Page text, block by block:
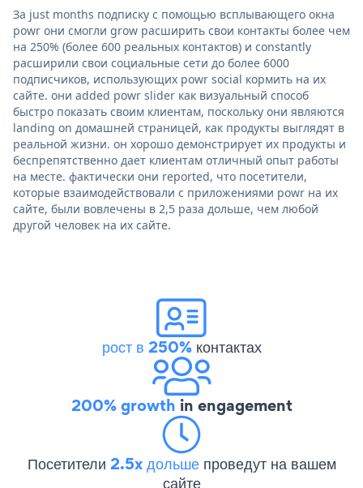
За just months подписку с помощью всплывающего окна
powr они смогли grow расширить свои контакты более чем
на 250% (более 600 реальных контактов) и constantly
расширили свои социальные сети до более 6000
подписчиков, использующих powr social кормить на их
сайте. они added powr slider как визуальный способ
быстро показать своим клиентам, поскольку они являются
landing on домашней страницей, как продукты выглядят в
реальной жизни. он хорошо демонстрирует их продукты и
беспрепятственно дает клиентам отличный опыт работы
на месте. фактически они reported, что посетители,
которые взаимодействовали с приложениями powr на их
сайте, были вовлечены в 2,5 раза дольше, чем любой
другой человек на их сайте.
рост в 250%контактах
200% growth in engagement
Посетители 2.5x дольше проведут на вашем
сайте